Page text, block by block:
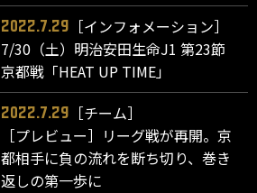
2022.7.29
［インフォメーション］
7/30（土）明治安田生命J1 第23節
京都戦「HEAT UP TIME」
2022.7.29
［チーム］
［プレビュー］リーグ戦が再開。京
都相手に負の流れを断ち切り、巻き
返しの第一歩に